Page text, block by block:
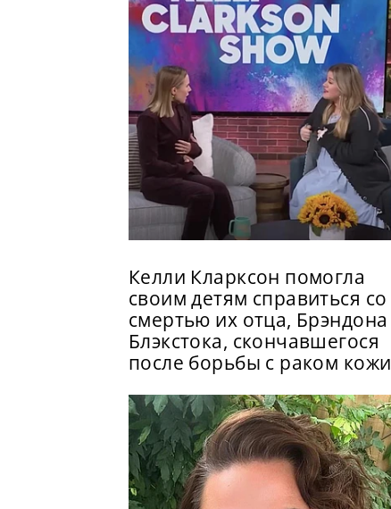
Келли Кларксон помогла
своим детям справиться со
смертью их отца, Брэндона
Блэкстока, скончавшегося
после борьбы с раком кожи